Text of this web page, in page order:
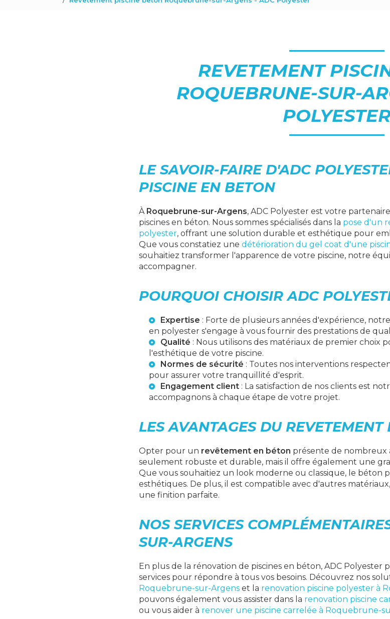
REVETEMENT
ROQUEBRUNE-SUR-
LE SAVOIR-FAIRE D'ADC
PISCINE EN BETON
À Roquebrune-sur-Argens, ADC Polyester est votre
piscines en béton. Nous sommes spécialisés dans la pose d'un
polyester, offrant une solution durable et esthétique pour
Que vous constatiez une détérioration du gel coat d'une
souhaitiez transformer l'apparence de votre piscine, notre
accompagner.
POURQUOI CHOISIR ADC
Expertise : Forte de plusieurs années d'expérience, notre
en polyester s'engage à vous fournir des prestations de
Qualité : Nous utilisons des matériaux de premier choix
l'esthétique de votre piscine.
Normes de sécurité : Toutes nos interventions
pour assurer votre tranquillité d'esprit.
Engagement client : La satisfaction de nos clients est
accompagnons à chaque étape de votre projet.
LES AVANTAGES DU REVETEMENT
Opter pour un revêtement en béton présente de nombreux
seulement robuste et durable, mais il offre également une
Que vous souhaitiez un look moderne ou classique, le béton
esthétiques. De plus, il est compatible avec d'autres
une finition parfaite.
NOS SERVICES
SUR-ARGENS
En plus de la rénovation de piscines en béton, ADC
services pour répondre à tous vos besoins. Découvrez nos
Roquebrune-sur-Argens et la renovation piscine polyester à
pouvons également vous assister dans la renovation piscine
ou vous aider à renover une piscine carrelée à Roquebrune-